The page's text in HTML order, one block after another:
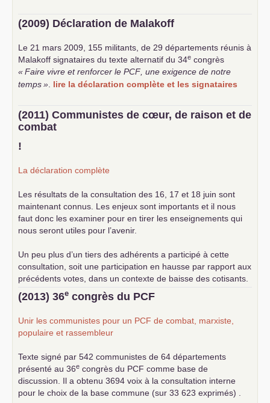
(2009) Déclaration de Malakoff
Le 21 mars 2009, 155 militants, de 29 départements réunis à
Malakoff signataires du texte alternatif du 34e congrès
«Faire vivre et renforcer le PCF , une exigence de notre
temps» lire la déclaration complète et les signataires
(2011) Communistes de cœur, de raison et de
combat
!
La déclaration complète
Les résultats de la consultation des 16, 17 et 18 juin sont
maintenant connus. Les enjeux sont importants et il nous
faut donc les examiner pour en tirer les enseignements qui
nous seront utiles pour l’avenir.
Un peu plus d’un tiers des adhérents a participé à cette
consultation, soit une participation en hausse par rapport aux
précédents votes, dans un contexte de baisse des cotisants.
... lire la suite
(2013) 36e congrès du PCF
Unir les communistes pour un PCF de combat, marxiste,
populaire et rassembleur
Texte signé par 542 communistes de 64 départements
présenté au 36e congrès du PCF comme base de
discussion. Il a obtenu 3694 voix à la consultation interne
pour le choix de la base commune (sur 33 623 exprimés) .